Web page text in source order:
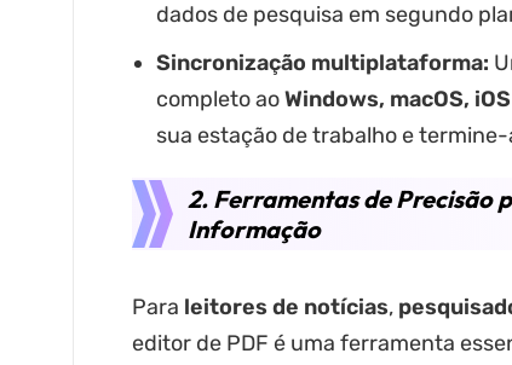
dados de pesquisa em segundo
Sincronização multiplataforma:
completo aoWindows, macOS,
sua estação de trabalho e
2. Ferramentas de Precisão
Informação
Para leitores de notícias,
editor de PDF é uma ferramenta